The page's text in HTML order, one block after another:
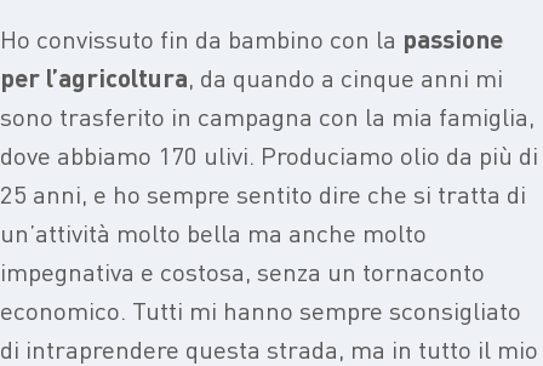
Ho convissuto fin da bambino con la passione
per l’agricoltura, da quando a cinque anni mi
sono trasferito in campagna con la mia famiglia,
dove abbiamo 170 ulivi. Produciamo olio da più di
25 anni, e ho sempre sentito dire che si tratta di
un’attività molto bella ma anche molto
impegnativa e costosa, senza un tornaconto
economico. Tutti mi hanno sempre sconsigliato
di intraprendere questa strada, ma in tutto il mio